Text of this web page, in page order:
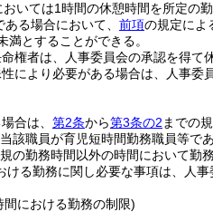
いては1時間の休憩時間を所定の
る場合において、 前項の規定によ
とすることができる。
権者は、人事委員会の承認を得て
により必要がある場合は、人事委
合は、 第2条から第3条の2 までの
該職員が育児短時間勤務職員等で
勤務時間以外の時間において勤
る勤務に関し必要な事項は、人事
における勤務の制限)